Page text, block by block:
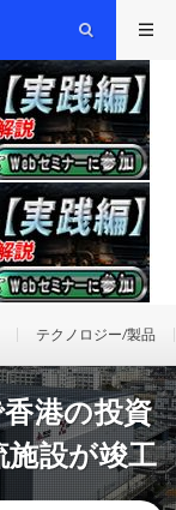
テクノロジー/製品
港の投資
設が竣工